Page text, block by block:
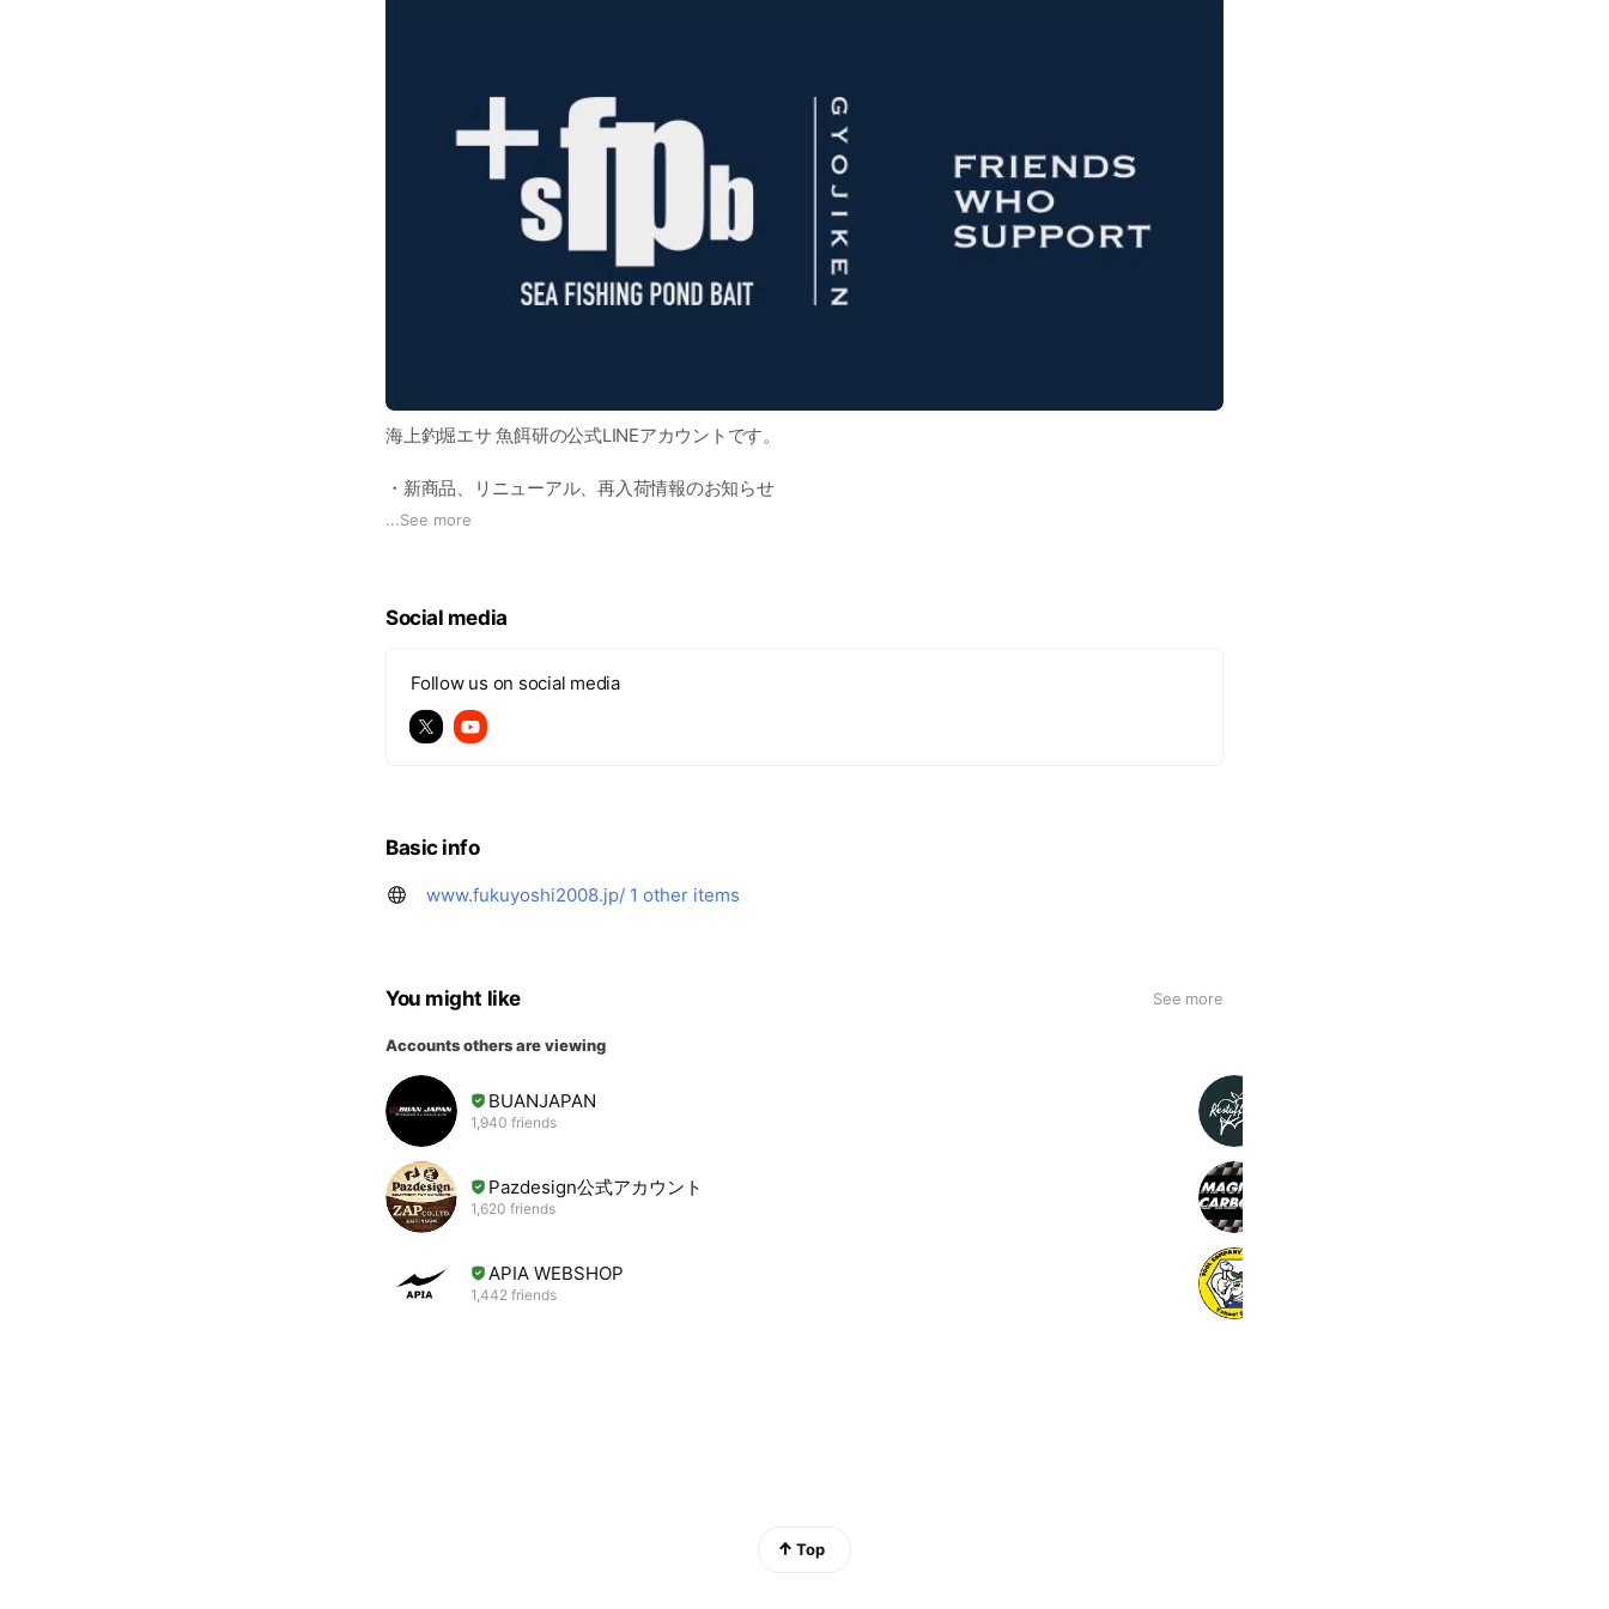
海上釣堀エサ 魚餌研の公式LINEアカウントです。
・新商品、リニューアル、再入荷情報のお知らせ
・友だち限定クーポンを随時発行
その他、動画やフィールドスタッフ釣行記、また海上釣堀お魚事情など、さまざまな有益な情報を随時配
...See more
Social media
Follow us on social media
Basic info
www.fukuyoshi2008.jp/ 1 other items
You might like See more
Accounts others are viewing
BUANJAPAN
1,940 friends
Pazdesign公式アカウント
1,620 friends
APIA WEBSHOP
1,442 friends
Top